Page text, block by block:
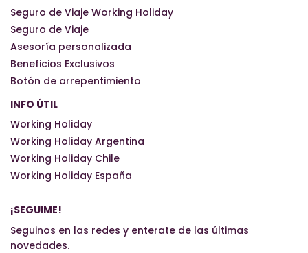
Seguro de Viaje Working Holiday
Seguro de Viaje
Asesoría personalizada
Beneficios Exclusivos
Botón de arrepentimiento
INFO ÚTIL
Working Holiday
Working Holiday Argentina
Working Holiday Chile
Working Holiday España
¡SEGUIME!
Seguinos en las redes y enterate de las últimas
novedades.